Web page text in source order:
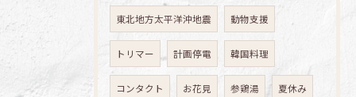
東北地方太平洋沖地震 動物支援
トリマー 計画停電 韓国料理
コンタクト お花見 参鶏湯 夏休み